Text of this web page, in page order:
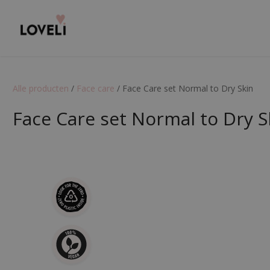
Alle producten / Face care / Face Care set Normal to Dry Skin
Face Care set Normal to Dry